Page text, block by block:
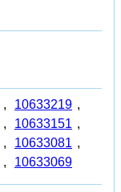
, 10633219 ,
, 10633151 ,
, 10633081 ,
, 10633069